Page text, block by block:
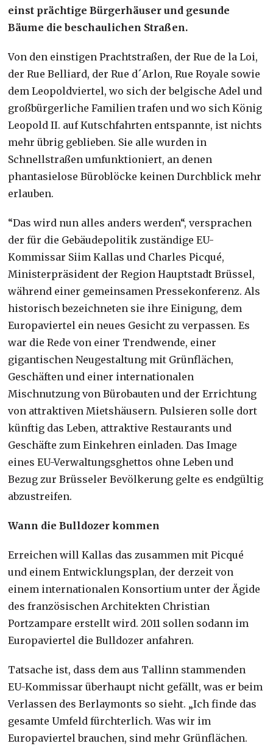
einst prächtige Bürgerhäuser und gesunde
Bäume die beschaulichen Straßen.
Von den einstigen Prachtstraßen, der Rue de la Loi,
der Rue Belliard, der Rue d´Arlon, Rue Royale sowie
dem Leopoldviertel, wo sich der belgische Adel und
großbürgerliche Familien trafen und wo sich König
Leopold II. auf Kutschfahrten entspannte, ist nichts
mehr übrig geblieben. Sie alle wurden in
Schnellstraßen umfunktioniert, an denen
phantasielose Büroblöcke keinen Durchblick mehr
erlauben.
“Das wird nun alles anders werden“, versprachen
der für die Gebäudepolitik zuständige EU-
Kommissar Siim Kallas und Charles Picqué,
Ministerpräsident der Region Hauptstadt Brüssel,
während einer gemeinsamen Pressekonferenz. Als
historisch bezeichneten sie ihre Einigung, dem
Europaviertel ein neues Gesicht zu verpassen. Es
war die Rede von einer Trendwende, einer
gigantischen Neugestaltung mit Grünflächen,
Geschäften und einer internationalen
Mischnutzung von Bürobauten und der Errichtung
von attraktiven Mietshäusern. Pulsieren solle dort
künftig das Leben, attraktive Restaurants und
Geschäfte zum Einkehren einladen. Das Image
eines EU-Verwaltungsghettos ohne Leben und
Bezug zur Brüsseler Bevölkerung gelte es endgültig
abzustreifen.
Wann die Bulldozer kommen
Erreichen will Kallas das zusammen mit Picqué
und einem Entwicklungsplan, der derzeit von
einem internationalen Konsortium unter der Ägide
des französischen Architekten Christian
Portzampare erstellt wird. 2011 sollen sodann im
Europaviertel die Bulldozer anfahren.
Tatsache ist, dass dem aus Tallinn stammenden
EU-Kommissar überhaupt nicht gefällt, was er beim
Verlassen des Berlaymonts so sieht. „Ich finde das
gesamte Umfeld fürchterlich. Was wir im
Europaviertel brauchen, sind mehr Grünflächen.